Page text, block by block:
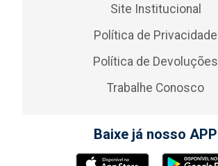
Site Institucional
Política de Privacidade
Política de Devoluções
Trabalhe Conosco
Baixe já nosso APP